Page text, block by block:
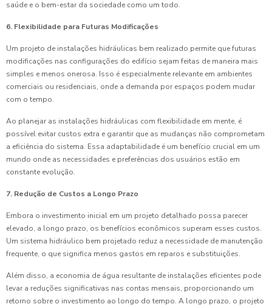
saúde e o bem-estar da sociedade como um todo.
6. Flexibilidade para Futuras Modificações
Um projeto de instalações hidráulicas bem realizado permite que futuras
modificações nas configurações do edifício sejam feitas de maneira mais
simples e menos onerosa. Isso é especialmente relevante em ambientes
comerciais ou residenciais, onde a demanda por espaços podem mudar
com o tempo.
Ao planejar as instalações hidráulicas com flexibilidade em mente, é
possível evitar custos extra e garantir que as mudanças não comprometam
a eficiência do sistema. Essa adaptabilidade é um benefício crucial em um
mundo onde as necessidades e preferências dos usuários estão em
constante evolução.
7. Redução de Custos a Longo Prazo
Embora o investimento inicial em um projeto detalhado possa parecer
elevado, a longo prazo, os benefícios econômicos superam esses custos.
Um sistema hidráulico bem projetado reduz a necessidade de manutenção
frequente, o que significa menos gastos em reparos e substituições.
Além disso, a economia de água resultante de instalações eficientes pode
levar a reduções significativas nas contas mensais, proporcionando um
retorno sobre o investimento ao longo do tempo. A longo prazo, o projeto